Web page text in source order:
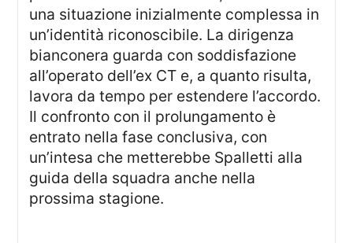
una situazione inizialmente complessa in
un’identità riconoscibile. La dirigenza
bianconera guarda con soddisfazione
all’operato dell’ex CT e, a quanto risulta,
lavora da tempo per estendere l’accordo.
Il confronto con il prolungamento è
entrato nella fase conclusiva, con
un’intesa che metterebbe Spalletti alla
guida della squadra anche nella
prossima stagione.